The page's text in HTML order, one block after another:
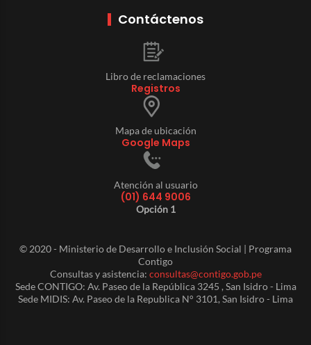
Contáctenos
Libro de reclamaciones
Registros
Mapa de ubicación
Google Maps
Atención al usuario
(01) 644 9006
Opción 1
© 2020 - Ministerio de Desarrollo e Inclusión Social | Programa
Contigo
Consultas y asistencia: consultas@contigo.gob.pe
Sede CONTIGO: Av. Paseo de la República 3245 , San Isidro - Lima
Sede MIDIS: Av. Paseo de la Republica N° 3101, San Isidro - Lima